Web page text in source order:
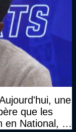
une
que les
en National, et